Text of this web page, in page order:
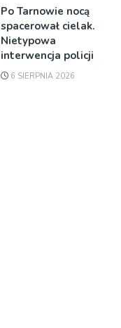
Po Tarnowie nocą
spacerował cielak.
Nietypowa
interwencja policji
6 SIERPNIA 2026